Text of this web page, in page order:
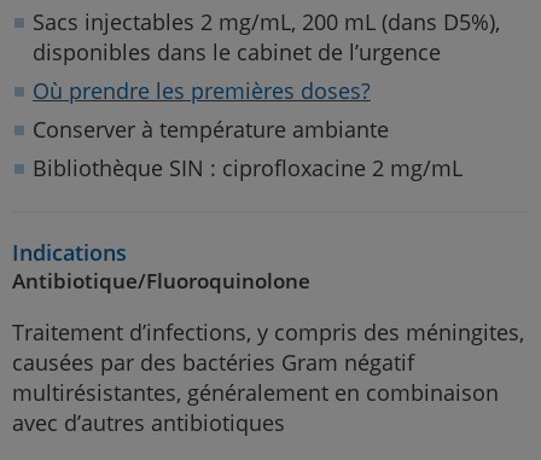
Sacs injectables 2 mg/mL, 200 mL (dans D5%),
disponibles dans le cabinet de l’urgence
Où prendre les premières doses?
Conserver à température ambiante
Bibliothèque SIN : ciprofloxacine 2 mg/mL
Indications
Antibiotique/Fluoroquinolone
Traitement d’infections, y compris des méningites,
causées par des bactéries Gram négatif
multirésistantes, généralement en combinaison
avec d’autres antibiotiques